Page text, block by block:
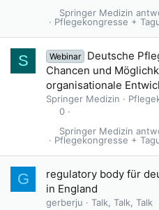
Pflegekongresse +
Springer Medizin
S Webinar
Deutsche
Chancen und
organisationale
Springer Medizin
0
Pflegekongresse +
Springer Medizin
G
regulatory body für
in England
gerberju
Talk, Talk, Talk